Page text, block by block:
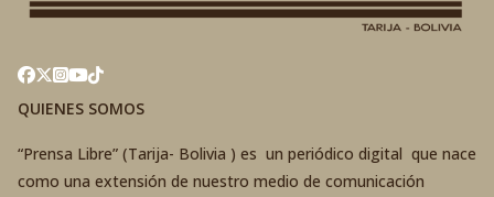
QUIENES SOMOS
“Prensa Libre” (Tarija- Bolivia ) es un periódico digital que nace
como una extensión de nuestro medio de comunicación